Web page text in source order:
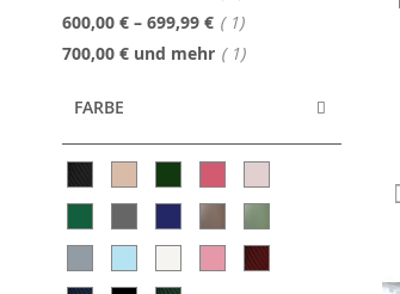
600,00 € – 699,99 € 1Artikel
700,00 € und mehr 1Artikel
FARBE